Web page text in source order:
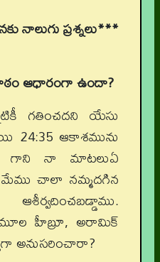
నాలుగు ప్రశ్నలు***
ఆధారంగా ఉందా?
గతించదని యేసు
24:35 ఆకాశమును
గాని నా మాటలుఏ
మేము చాలా నమ్మదగిన
హీబ్రూ, అరామిక్
అనుసరించారా?